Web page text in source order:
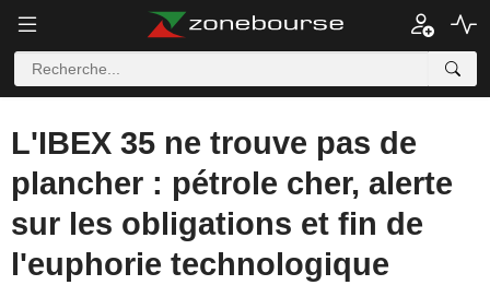
L'IBEX 35 ne trouve pas de
plancher : pétrole cher, alerte
sur les obligations et fin de
l'euphorie technologique